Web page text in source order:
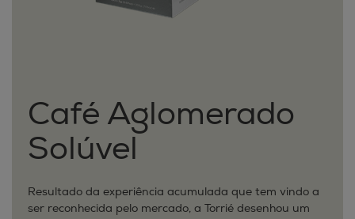
Café Aglomerado
Solúvel
Resultado da experiência acumulada que tem vindo a
ser reconhecida pelo mercado, a Torrié desenhou um